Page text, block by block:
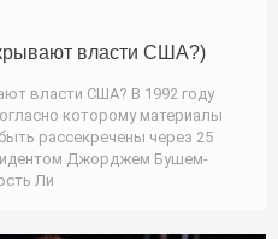
власти США?)
власти США? В 1992 году
которому материалы
рассекречены через 25
Джорджем Бушем-
Ли